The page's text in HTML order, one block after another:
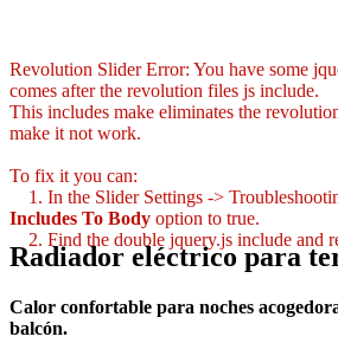
Revolution Slider Error: You have some
comes after the revolution files js include.
This includes make eliminates the
make it not work.
To fix it you can:
1. In the Slider Settings ->
Includes To Body option to true.
2. Find the double jquery.js include and
Radiador eléctrico para
Calor confortable para noches
balcón.